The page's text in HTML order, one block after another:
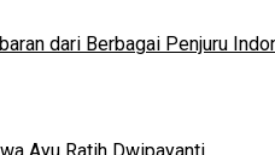
dari Berbagai Penjuru